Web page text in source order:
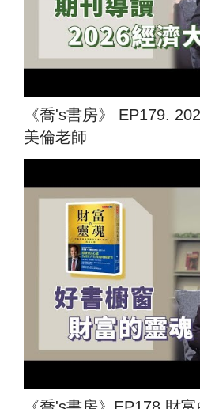
《喬's書房》 EP179.
美倫老師